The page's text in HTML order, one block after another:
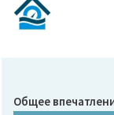
Общее